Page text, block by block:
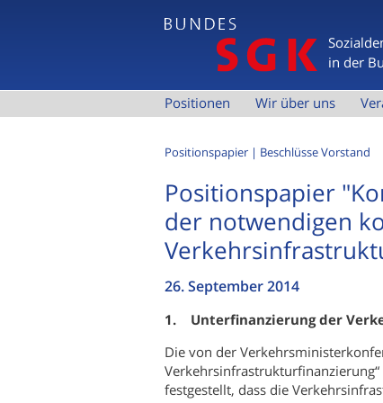
in der
Positionen Wir über uns
Positionspapier Beschlüsse Vorstand
Positionspapier
der notwendigen
26. September 2014
1. Unterfinanzierung der
Die von der
festgestellt, dass die